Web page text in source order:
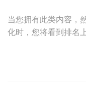
当您拥有此类内容，
化时，您将看到排名